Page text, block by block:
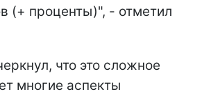
(+ проценты)", - отметил
что это сложное
многие аспекты